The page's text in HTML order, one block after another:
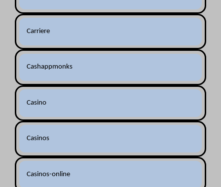
Carriere
Cashappmonks
Casino
Casinos
Casinos-online